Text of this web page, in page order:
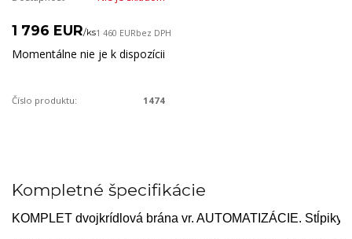
1 796 EUR/ks1 460 EURbez DPH
Momentálne nie je k dispozícii
Číslo produktu: 1474
Kompletné špecifikácie
KOMPLET dvojkrídlová brána vr. AUTOMATIZÁCIE. Stĺpiky